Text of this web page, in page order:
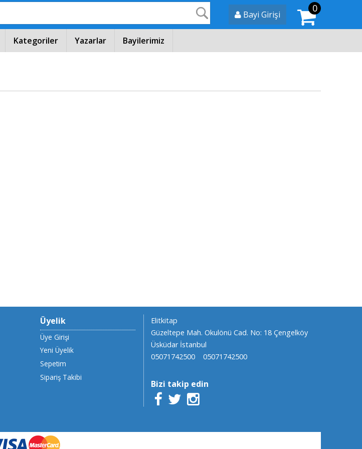
0
Bayi Girişi
Kategoriler Yazarlar Bayilerimiz
Üyelik
Üye Girişi
Yeni Üyelik
Sepetim
Sipariş Takibi
Elitkitap
Güzeltepe Mah. Okulönü Cad. No: 18 Çengelköy
Üsküdar İstanbul
05071742500
05071742500
Bizi takip edin